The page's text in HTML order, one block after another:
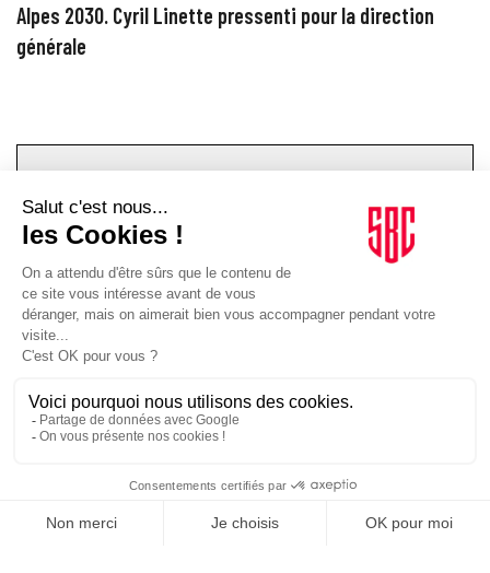
Alpes 2030. Cyril Linette pressenti pour la direction
générale
ENTREZ DANS LA MÊLÉE.
C'EST À VOUS DE SIFFLER
LE COUP D'ENVOI DE LA
PARTIE. LA SPORT
BUSINESS CLUB